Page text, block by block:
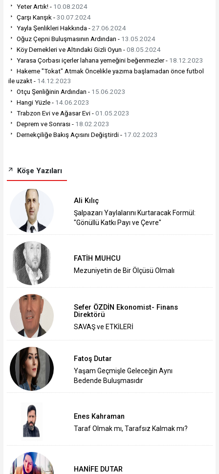
Yeter Artık! - 10.08.2024
Çarşı Karışık -30.07.2024
Yayla Şenlikleri Hakkında -27.06.2024
Oğuz Çepni Buluşmasının Ardından - 13.05.2024
Köy Dernekleri ve Altındaki Gizli Oyun -08.05.2024
Yarasa Çorbası içerler lahana yemeğini beğenmezler - 18.12.2023
Hakeme "Tokat" Atmak Öncelikle yazıma başlamadan önce futbol
ile uzakt - 14.12.2023
Otçu Şenliğinin Ardından - 15.06.2023
Hangi Yüzle - 14.06.2023
Trabzon Evi ve Ağasar Evi -01.05.2023
Deprem ve Sonrası - 18.02.2023
Dernekçiliğe Bakış Açısını Değiştirdi - 17.02.2023
Köşe Yazıları
Ali Kılıç
Şalpazarı Yaylalarını Kurtaracak Formül:
"Gönüllü Katkı Payı ve Çevre"
FATİH MUHCU
Mezuniyetin de Bir Ölçüsü Olmalı
Sefer ÖZDİN Ekonomist- Finans
Direktörü
SAVAŞ ve ETKİLERİ
Fatoş Dutar
Yaşam Geçmişle Geleceğin Aynı
Bedende Buluşmasıdır
Enes Kahraman
Taraf Olmak mı, Tarafsız Kalmak mı?
HANİFE DUTAR